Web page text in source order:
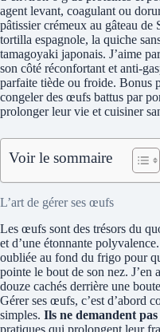
agent levant, coagulant ou
pâtissier crémeux au gâteau de
tortilla espagnole, la quiche
tamagoyaki japonais. J’aime
son côté réconfortant et anti-
parfaite tiède ou froide. Bonus
congeler des œufs battus par
prolonger leur vie et cuisiner
Voir le sommaire
L’art de gérer ses œufs
Les œufs sont des trésors du
et d’une étonnante
oubliée au fond du frigo pour
pointe le bout de son nez.
douze cachés derrière une
Gérer ses œufs, c’est d’abord
simples. Ils ne demandent
pratiques qui prolongent leur